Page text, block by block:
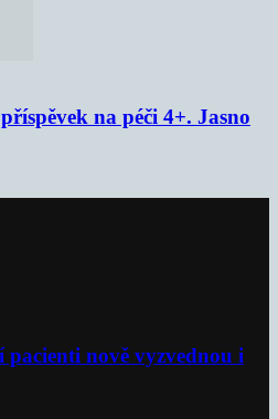
na péči 4+. Jasno
pacienti nově vyzvednou i